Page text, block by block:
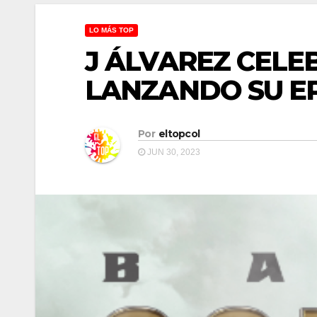
LO MÁS TOP
J ÁLVAREZ
LANZANDO SU
Por eltopcol
JUN 30, 2023